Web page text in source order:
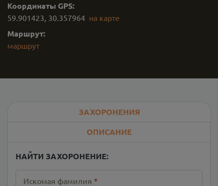
Координаты GPS:
59.901423, 30.357964 на карте
Маршрут:
маршрут
ЗАХОРОНЕНИЯ
ОПИСАНИЕ
НАЙТИ ЗАХОРОНЕНИЕ:
Искомая фамилия *